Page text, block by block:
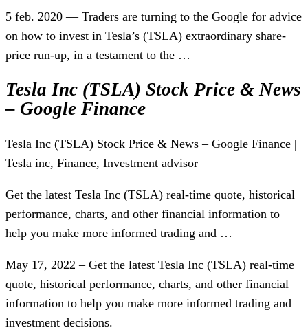
5 feb. 2020 — Traders are turning to the Google for advice
on how to invest in Tesla’s (TSLA) extraordinary share-
price run-up, in a testament to the …
Tesla Inc (TSLA) Stock Price & News
– Google Finance
Tesla Inc (TSLA) Stock Price & News – Google Finance |
Tesla inc, Finance, Investment advisor
Get the latest Tesla Inc (TSLA) real-time quote, historical
performance, charts, and other financial information to
help you make more informed trading and …
May 17, 2022 – Get the latest Tesla Inc (TSLA) real-time
quote, historical performance, charts, and other financial
information to help you make more informed trading and
investment decisions.